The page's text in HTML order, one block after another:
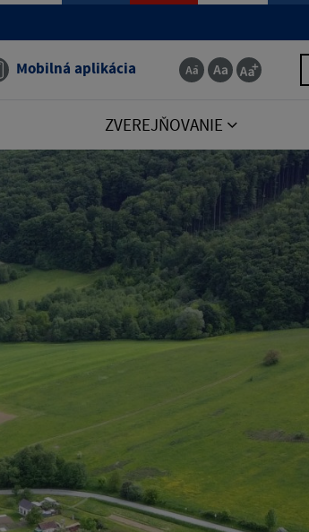
Mobilná aplikácia
ZVEREJŇOVANIE